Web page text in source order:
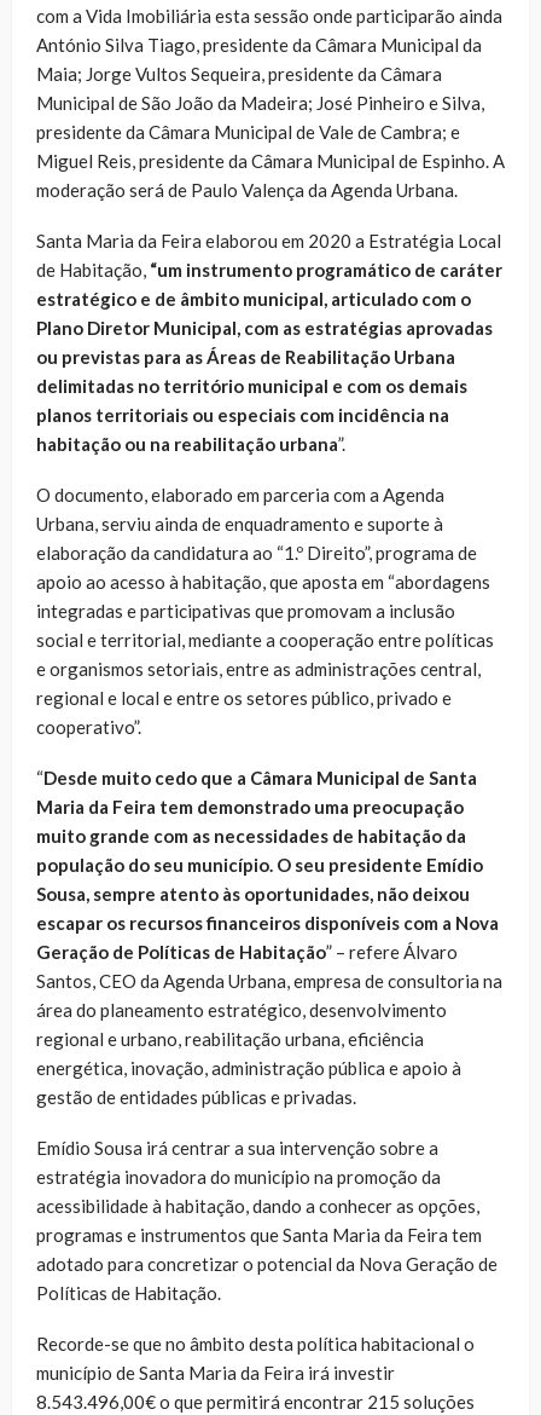
com a Vida Imobiliária esta sessão onde participarão ainda
António Silva Tiago, presidente da Câmara Municipal da
Maia; Jorge Vultos Sequeira, presidente da Câmara
Municipal de São João da Madeira; José Pinheiro e Silva,
presidente da Câmara Municipal de Vale de Cambra; e
Miguel Reis, presidente da Câmara Municipal de Espinho. A
moderação será de Paulo Valença da Agenda Urbana.
Santa Maria da Feira elaborou em 2020 a Estratégia Local
de Habitação, “um instrumento programático de caráter
estratégico e de âmbito municipal, articulado com o
Plano Diretor Municipal, com as estratégias aprovadas
ou previstas para as Áreas de Reabilitação Urbana
delimitadas no território municipal e com os demais
planos territoriais ou especiais com incidência na
habitação ou na reabilitação urbana”.
O documento, elaborado em parceria com a Agenda
Urbana, serviu ainda de enquadramento e suporte à
elaboração da candidatura ao “1.º Direito”, programa de
apoio ao acesso à habitação, que aposta em “abordagens
integradas e participativas que promovam a inclusão
social e territorial, mediante a cooperação entre políticas
e organismos setoriais, entre as administrações central,
regional e local e entre os setores público, privado e
cooperativo”.
“Desde muito cedo que a Câmara Municipal de Santa
Maria da Feira tem demonstrado uma preocupação
muito grande com as necessidades de habitação da
população do seu município. O seu presidente Emídio
Sousa, sempre atento às oportunidades, não deixou
escapar os recursos financeiros disponíveis com a Nova
Geração de Políticas de Habitação” – refere Álvaro
Santos, CEO da Agenda Urbana, empresa de consultoria na
área do planeamento estratégico, desenvolvimento
regional e urbano, reabilitação urbana, eficiência
energética, inovação, administração pública e apoio à
gestão de entidades públicas e privadas.
Emídio Sousa irá centrar a sua intervenção sobre a
estratégia inovadora do município na promoção da
acessibilidade à habitação, dando a conhecer as opções,
programas e instrumentos que Santa Maria da Feira tem
adotado para concretizar o potencial da Nova Geração de
Políticas de Habitação.
Recorde-se que no âmbito desta política habitacional o
município de Santa Maria da Feira irá investir
8.543.496,00€ o que permitirá encontrar 215 soluções